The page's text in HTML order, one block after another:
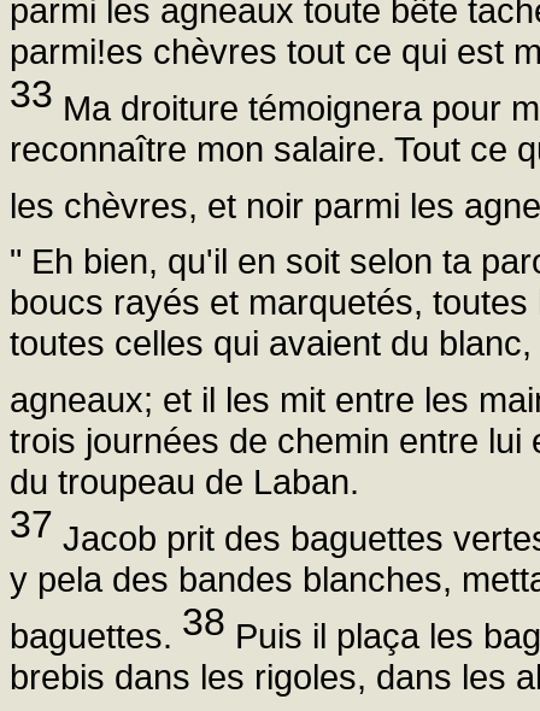
parmi les agneaux toute bête
parmi!es chèvres tout ce qui est
33 Ma droiture témoignera pour
reconnaître mon salaire. Tout ce
les chèvres, et noir parmi les
" Eh bien, qu'il en soit selon ta
boucs rayés et marquetés,
toutes celles qui avaient du
agneaux; et il les mit entre les
trois journées de chemin entre
du troupeau de Laban.
37 Jacob prit des baguettes
y pela des bandes blanches,
baguettes. 38 Puis il plaça les
brebis dans les rigoles, dans les